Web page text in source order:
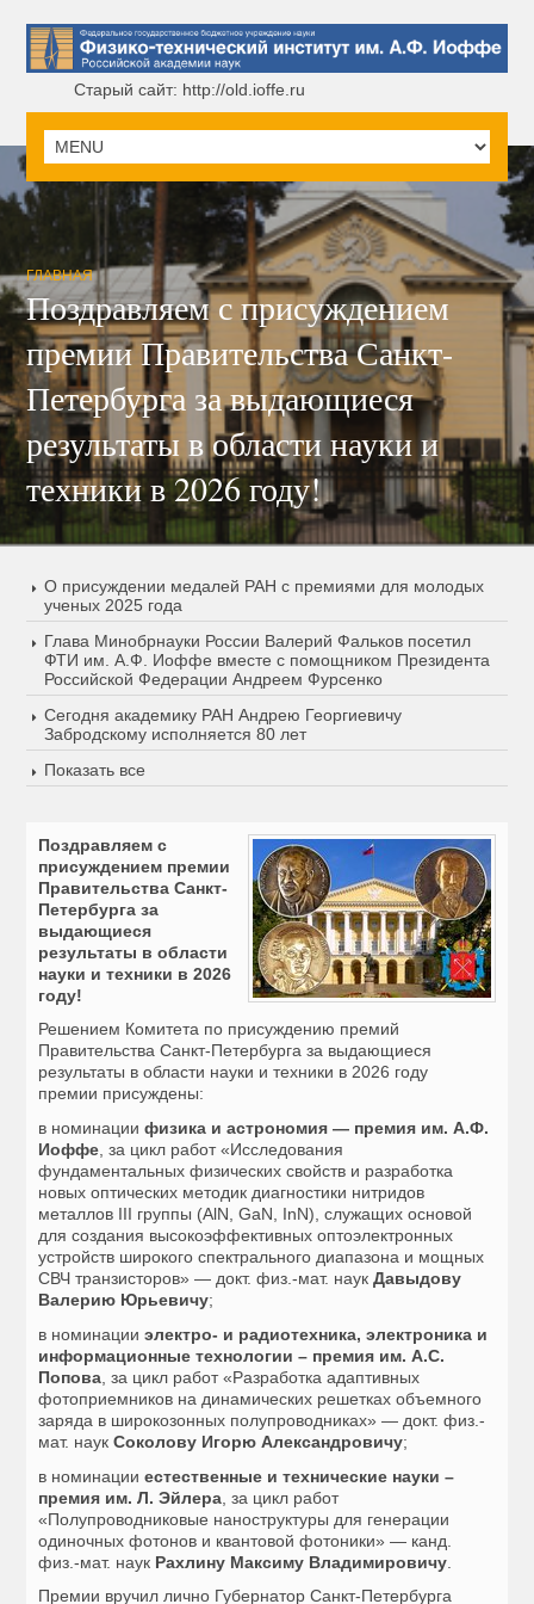
Старый сайт: http://old.ioffe.ru
ГЛАВНАЯ
Поздравляем с присуждением
премии Правительства Санкт-
Петербурга за выдающиеся
результаты в области науки и
техники в 2026 году!
О присуждении медалей РАН с премиями для молодых
ученых 2025 года
Глава Минобрнауки России Валерий Фальков посетил
ФТИ им. А.Ф. Иоффе вместе с помощником Президента
Российской Федерации Андреем Фурсенко
Сегодня академику РАН Андрею Георгиевичу
Забродскому исполняется 80 лет
Показать все
Поздравляем с
присуждением премии
Правительства Санкт-
Петербурга за
выдающиеся
результаты в области
науки и техники в 2026
году!
Решением Комитета по присуждению премий
Правительства Санкт-Петербурга за выдающиеся
результаты в области науки и техники в 2026 году
премии присуждены:
в номинациифизика и астрономия — премия им. А.Ф.
Иоффе , за цикл работ «Исследования
фундаментальных физических свойств и разработка
новых оптических методик диагностики нитридов
металлов III группы (AlN, GaN, InN), служащих основой
для создания высокоэффективных оптоэлектронных
устройств широкого спектрального диапазона и мощных
СВЧ транзисторов» — докт. физ.-мат. наукДавыдову
Валерию Юрьевичу;
в номинацииэлектро- и радиотехника, электроника и
информационные технологии – премия им. А.С.
Попова , за цикл работ «Разработка адаптивных
фотоприемников на динамических решетках объемного
заряда в широкозонных полупроводниках» — докт. физ.-
мат. наукСоколову Игорю Александровичу;
в номинацииестественные и технические науки –
премия им. Л. Эйлера , за цикл работ
«Полупроводниковые наноструктуры для генерации
одиночных фотонов и квантовой фотоники» — канд.
физ.-мат. наук Рахлину Максиму Владимировичу
Премии вручил лично Губернатор Санкт-Петербурга